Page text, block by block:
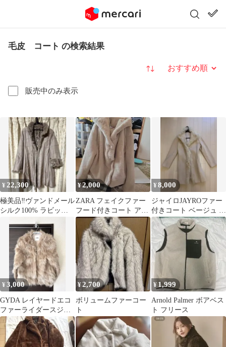
毛皮 コート の検索結果
販売中のみ表示
並び替え
¥ 22,300
極美品‼️ヴァンドメール
シルク100% ラビット
ート 40
¥2,000
ZARA フェイクファー
フード付きコート アイ
ボリー
¥8,000
ジャイロJAYROファー
付きコート ベージュ M
サイズ
¥3,000
GYDA レイヤードエコ
ファーライダースジャ
ケット
¥2,700
ボリュームファーコー
ト
¥ 1,999
Arnold Palmer ボアベス
ト フリース